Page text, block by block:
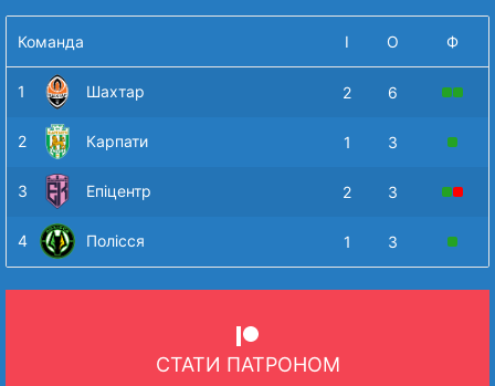
Команда І О Ф
1 Шахтар 2 6
2 Карпати 1 3
3 Епіцентр 2 3
4 Полісся 1 3
СТАТИ ПАТРОНОМ